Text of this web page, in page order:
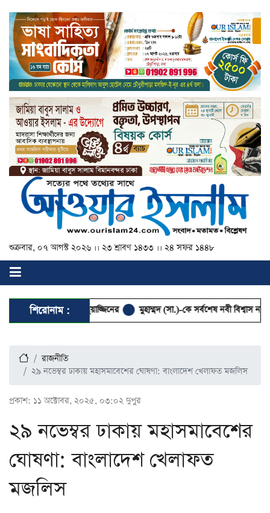
শুক্রবার, ০৭ আগস্ট ২০২৬ ।। ২৩ শ্রাবণ ১৪৩৩ ।। ২৪ সফর ১৪৪৮
শিরোনাম :
প্রাণ গেল মুয়াজ্জিনের মুহাম্মদ (সা.)-কে সর্বশেষ নবী বিশ্বাস না করলে
রাজনীতি
২৯ নভেম্বর ঢাকায় মহাসমাবেশের ঘোষণা: বাংলাদেশ খেলাফত মজলিস
প্রকাশ: ১১ অক্টোবর, ২০২৫, ০৩:০২ দুপুর
২৯ নভেম্বর ঢাকায় মহাসমাবেশের
ঘোষণা: বাংলাদেশ খেলাফত
মজলিস